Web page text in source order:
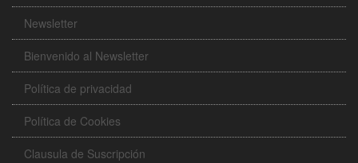
Newsletter
Bienvenido al Newsletter
Política de privacidad
Política de Cookies
Clausula de Suscripción